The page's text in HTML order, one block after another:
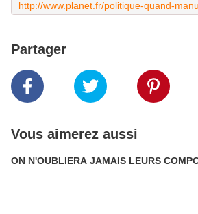
Partager
Vous aimerez aussi
ON N'OUBLIERA JAMAIS LEURS